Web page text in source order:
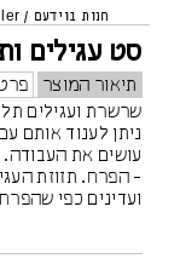
חנות בוידעם /
סט עגילים
תיאור המוצר
שרשרת ועגילים
ניתן לענוד אותם
עושים את העבודה.
- הפרח. תזוזת
ועדינים כפי